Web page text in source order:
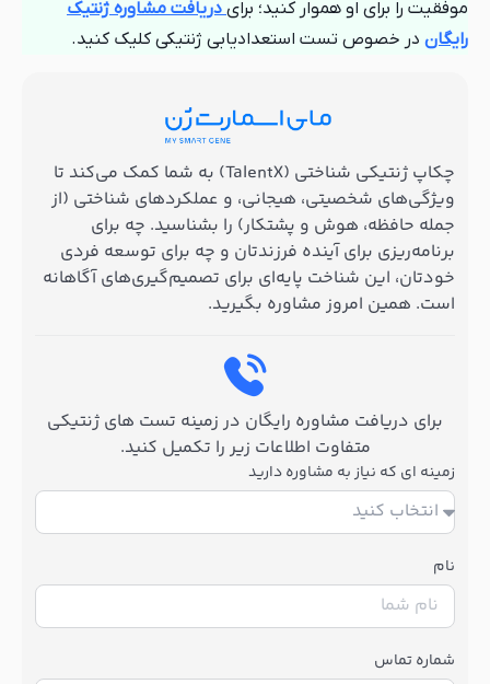
موفقیت را برای او هموار کنید؛ برای دریافت مشاوره ژنتیک
رایگان در خصوص تست استعدادیابی ژنتیکی کلیک کنید.
چکاپ ژنتیکی شناختی (TalentX) به شما کمک می‌کند تا
ویژگی‌های شخصیتی، هیجانی، و عملکردهای شناختی (از
جمله حافظه، هوش و پشتکار) را بشناسید. چه برای
برنامه‌ریزی برای آینده فرزندتان و چه برای توسعه فردی
خودتان، این شناخت پایه‌ای برای تصمیم‌گیری‌های آگاهانه
است. همین امروز مشاوره بگیرید.
برای دریافت مشاوره رایگان در زمینه تست های ژنتیکی
متفاوت اطلاعات زیر را تکمیل کنید.
زمینه ای که نیاز به مشاوره دارید
نام
شماره تماس